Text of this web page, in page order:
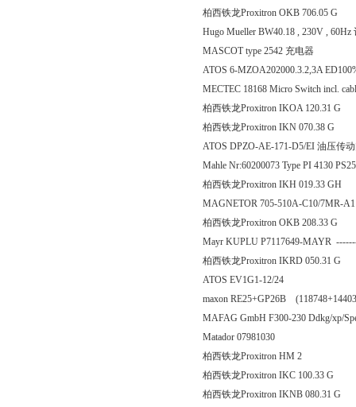
柏西铁龙Proxitron OKB
Hugo Mueller BW40.18 , 230V , 60Hz
MASCOT type 2542 充电器
ATOS 6-MZOA202000.3.2,3A
MECTEC 18168 Micro Switch incl.
柏西铁龙Proxitron IKOA
柏西铁龙Proxitron IKN
ATOS DPZO-AE-171-D5/EI 油压传
Mahle Nr:60200073 Type PI 4130
柏西铁龙Proxitron IKH
MAGNETOR 705-510A-C10/7MR-
柏西铁龙Proxitron OKB
Mayr KUPLU P7117649-MAYR
柏西铁龙Proxitron IKRD
ATOS EV1G1-12/24
maxon RE25+GP26B
MAFAG GmbH F300-230 Ddkg/xp/
Matador 07981030
柏西铁龙Proxitron
柏西铁龙Proxitron IKC
柏西铁龙Proxitron IKNB